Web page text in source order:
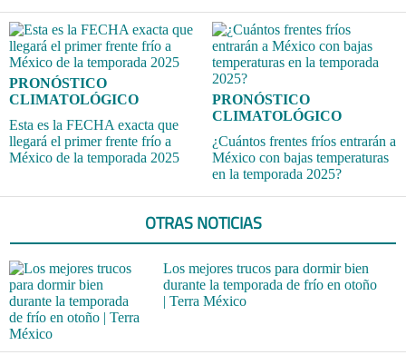
PRONÓSTICO
CLIMATOLÓGICO
Esta es la FECHA exacta que
llegará el primer frente frío a
México de la temporada 2025
PRONÓSTICO
CLIMATOLÓGICO
¿Cuántos frentes fríos entrarán a
México con bajas temperaturas
en la temporada 2025?
OTRAS NOTICIAS
Los mejores trucos para dormir bien
durante la temporada de frío en otoño
| Terra México